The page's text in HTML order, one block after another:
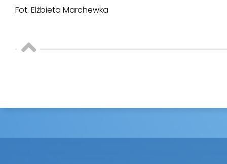
Fot. Elżbieta Marchewka